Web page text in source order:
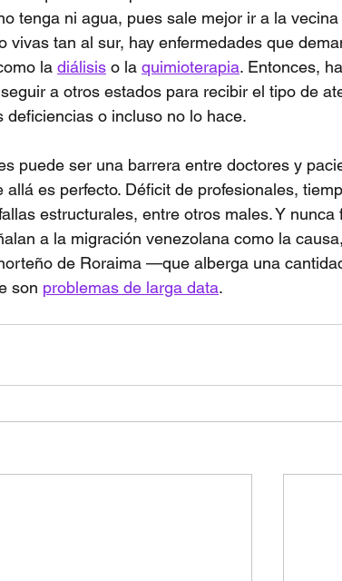
tenga ni agua, pues sale mejor ir a la
vivas tan al sur, hay enfermedades que
la diálisis o la quimioterapia. Entonces,
a otros estados para recibir el tipo de
o incluso no lo hace.
puede ser una barrera entre doctores y
es perfecto. Déficit de profesionales,
estructurales, entre otros males. Y nunca
a la migración venezolana como la causa,
de Roraima —que alberga una
son problemas de larga data.